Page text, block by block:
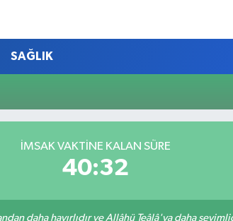
SAĞLIK
İMSAK VAKTINE KALAN SÜRE
40:32
daha hayırlıdır ve Allâhü Teâlâ'ya daha